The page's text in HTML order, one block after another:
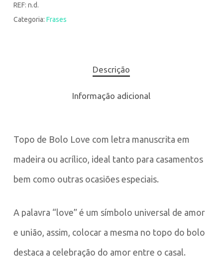
REF: n.d.
Categoria: Frases
Descrição
Informação adicional
Topo de Bolo Love com letra manuscrita em
madeira ou acrílico, ideal tanto para casamentos
bem como outras ocasiões especiais.
A palavra “love” é um símbolo universal de amor
e união, assim, colocar a mesma no topo do bolo
destaca a celebração do amor entre o casal.